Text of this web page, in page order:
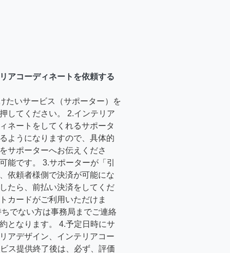
アコーディネートを依頼する
たいサービス（サポーター）を
してください。 2.インテリア
ネートをしてくれるサポータ
ようになりますので、具体的
サポーターへお伝えくださ
能です。 3.サポーターが「引
依頼者様側で決済が可能にな
たら、前払い決済をしてくだ
カードがご利用いただけま
でない方は事務局までご連絡
となります。 4.予定日時にサ
アデザイン、インテリアコー
ス提供終了後は、必ず、評価